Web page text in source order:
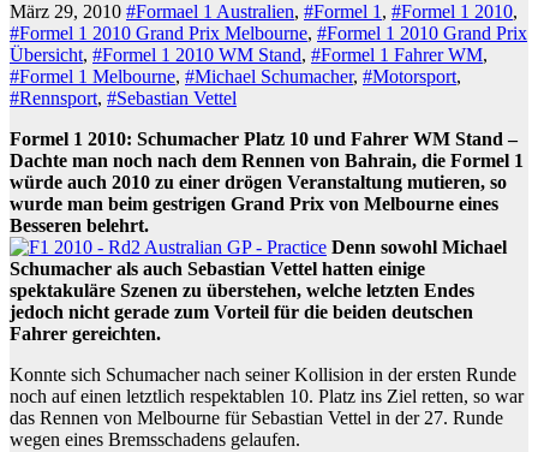
März 29, 2010 #Formael 1 Australien, #Formel 1, #Formel 1 2010,
#Formel 1 2010 Grand Prix Melbourne, #Formel 1 2010 Grand Prix
Übersicht, #Formel 1 2010 WM Stand, #Formel 1 Fahrer WM,
#Formel 1 Melbourne, #Michael Schumacher, #Motorsport,
#Rennsport, #Sebastian Vettel
Formel 1 2010: Schumacher Platz 10 und Fahrer WM Stand –
Dachte man noch nach dem Rennen von Bahrain, die Formel 1
würde auch 2010 zu einer drögen Veranstaltung mutieren, so
wurde man beim gestrigen Grand Prix von Melbourne eines
Besseren belehrt.
Denn sowohl Michael
Schumacher als auch Sebastian Vettel hatten einige
spektakuläre Szenen zu überstehen, welche letzten Endes
jedoch nicht gerade zum Vorteil für die beiden deutschen
Fahrer gereichten.
Konnte sich Schumacher nach seiner Kollision in der ersten Runde
noch auf einen letztlich respektablen 10. Platz ins Ziel retten, so war
das Rennen von Melbourne für Sebastian Vettel in der 27. Runde
wegen eines Bremsschadens gelaufen.